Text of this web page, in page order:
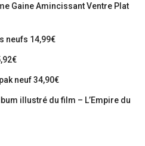
Gaine Amincissant Ventre Plat
neufs 14,99€
neuf 34,90€
illustré du film – L’Empire du